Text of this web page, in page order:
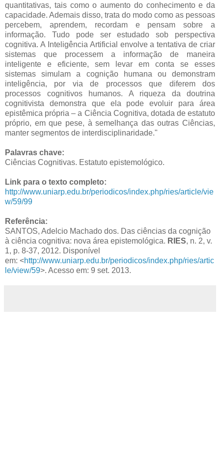
quantitativas, tais como o aumento do conhecimento e da
capacidade. Ademais disso, trata do modo como as pessoas
percebem, aprendem, recordam e pensam sobre a
informação. Tudo pode ser estudado sob perspectiva
cognitiva. A Inteligência Artificial envolve a tentativa de criar
sistemas que processem a informação de maneira
inteligente e eficiente, sem levar em conta se esses
sistemas simulam a cognição humana ou demonstram
inteligência, por via de processos que diferem dos
processos cognitivos humanos. A riqueza da doutrina
cognitivista demonstra que ela pode evoluir para área
epistêmica própria – a Ciência Cognitiva, dotada de estatuto
próprio, em que pese, à semelhança das outras Ciências,
manter segmentos de interdisciplinaridade."
Palavras chave:
Ciências Cognitivas. Estatuto epistemológico.
Link para o texto completo:
http://www.uniarp.edu.br/periodicos/index.php/ries/article/vie
w/59/99
Referência:
SANTOS, Adelcio Machado dos. Das ciências da cognição
à ciência cognitiva: nova área epistemológica. RIES, n. 2, v.
1, p. 8-37, 2012. Disponível
em: <http://www.uniarp.edu.br/periodicos/index.php/ries/artic
le/view/59>. Acesso em: 9 set. 2013.